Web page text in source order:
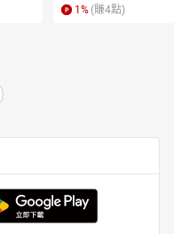
書】
1 % (賺4點)